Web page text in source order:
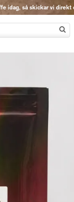
idag, så skickar vi